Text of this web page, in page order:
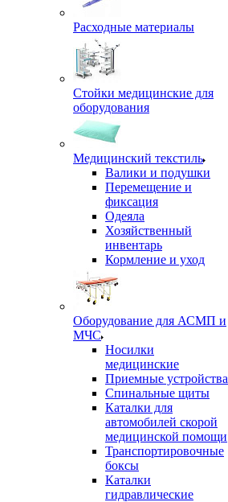
Расходные материалы
Стойки медицинские для
оборудования
Медицинский текстиль
Валики и подушки
Перемещение и
фиксация
Одеяла
Хозяйственный
инвентарь
Кормление и уход
Оборудование для АСМП и
МЧС
Носилки
медицинские
Приемные устройства
Спинальные щиты
Каталки для
автомобилей скорой
медицинской помощи
Транспортировочные
боксы
Каталки
гидравлические